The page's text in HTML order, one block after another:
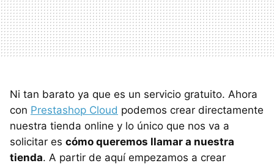
Ni tan barato ya que es un servicio gratuito. Ahora
con Prestashop Cloud podemos crear directamente
nuestra tienda online y lo único que nos va a
solicitar es cómo queremos llamar a nuestra
tienda. A partir de aquí empezamos a crear